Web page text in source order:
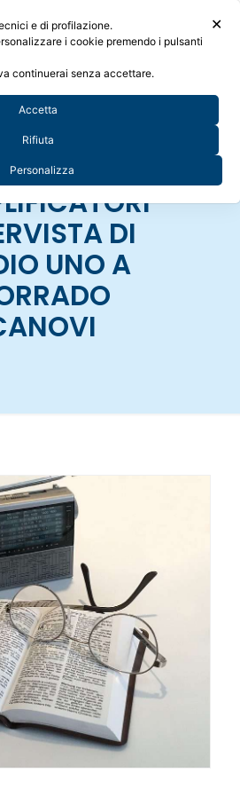
VS
DI
UNO A
✕
e di profilazione.
i cookie premendo i pulsanti
continuerai senza accettare.
Accetta
Rifiuta
Personalizza